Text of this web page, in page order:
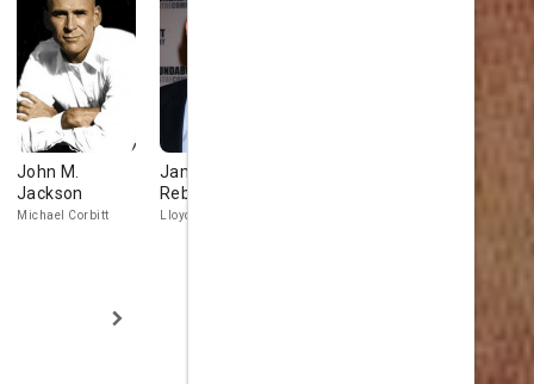
John M.
Jackson
Michael Corbitt
James
Rebhorn
Lloyd Butler